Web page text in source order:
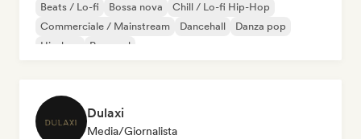
Beats / Lo-fi Bossa nova
Chill / Lo-fi Hip-Hop
Commerciale / Mainstream
Dancehall
Danza pop
Hip-hop
Pop soul
Dulaxi
Media/Giornalista